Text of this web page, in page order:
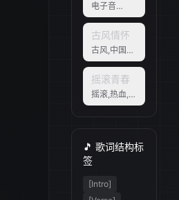
电子音
乐,EDM,派
对,活力,夜
店,节奏感强
古风情怀
古风,中国风,
唯美,诗意,江
南,琵琶
摇滚青春
摇滚,热血,叛
逆,青春,吉
🎵 歌词结构标
签
[Intro]